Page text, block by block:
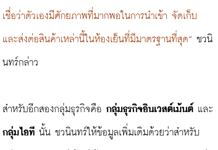
เชื่อว่าตัวเองมีศักยภาพที่มากพอในการนำเข้า จัดเก็บ
และส่งต่อสินค้าเหล่านี้ในห้องเย็นที่มีมาตรฐานที่สุด” ชวนิ
นทร์กล่าว
สำหรับอีกสองกลุ่มธุรกิจคือ กลุ่มธุรกิจอินเวสต์เม้นต์
กลุ่มไอที นั้น ชวนินทร์ให้ข้อมูลเพิ่มเติมด้วยว่าสำหรับ